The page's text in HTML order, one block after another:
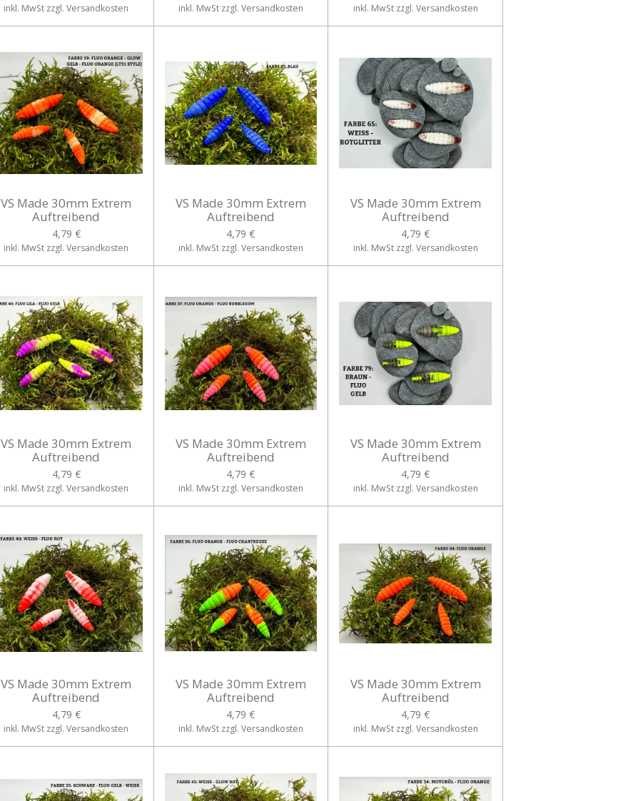
inkl. MwSt zzgl. Versandkosten inkl. MwSt zzgl. Versandkosten inkl. MwSt zzgl. Versandkosten
VS Made 30mm Extrem
Auftreibend
4,79 €
inkl. MwSt zzgl. Versandkosten
VS Made 30mm Extrem
Auftreibend
4,79 €
inkl. MwSt zzgl. Versandkosten
VS Made 30mm Extrem
Auftreibend
4,79 €
inkl. MwSt zzgl. Versandkosten
VS Made 30mm Extrem
Auftreibend
4,79 €
inkl. MwSt zzgl. Versandkosten
VS Made 30mm Extrem
Auftreibend
4,79 €
inkl. MwSt zzgl. Versandkosten
VS Made 30mm Extrem
Auftreibend
4,79 €
inkl. MwSt zzgl. Versandkosten
VS Made 30mm Extrem
Auftreibend
4,79 €
inkl. MwSt zzgl. Versandkosten
VS Made 30mm Extrem
Auftreibend
4,79 €
inkl. MwSt zzgl. Versandkosten
VS Made 30mm Extrem
Auftreibend
4,79 €
inkl. MwSt zzgl. Versandkosten